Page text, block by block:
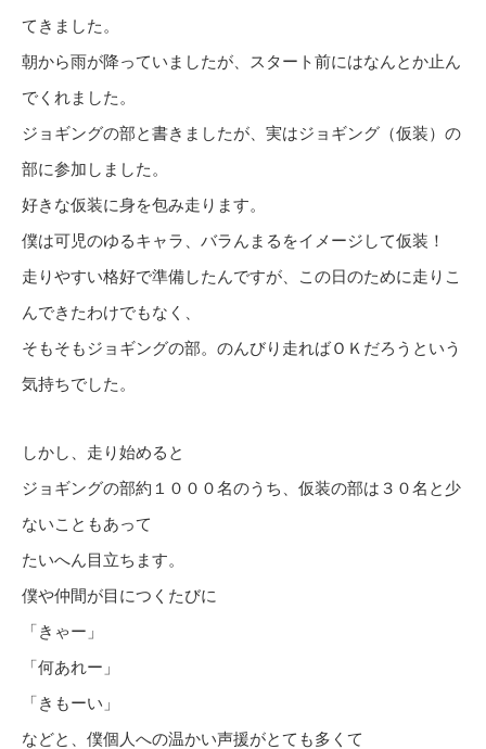
てきました。
朝から雨が降っていましたが、スタート前にはなんとか止ん
でくれました。
ジョギングの部と書きましたが、実はジョギング（仮装）の
部に参加しました。
好きな仮装に身を包み走ります。
僕は可児のゆるキャラ、バラんまるをイメージして仮装！
走りやすい格好で準備したんですが、この日のために走りこ
んできたわけでもなく、
そもそもジョギングの部。のんびり走ればＯＫだろうという
気持ちでした。
しかし、走り始めると
ジョギングの部約１０００名のうち、仮装の部は３０名と少
ないこともあって
たいへん目立ちます。
僕や仲間が目につくたびに
「きゃー」
「何あれー」
「きもーい」
などと、僕個人への温かい声援がとても多くて